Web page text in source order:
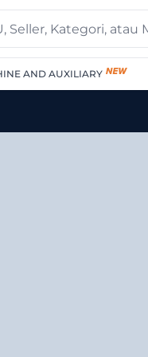
AND AUXILIARY
HD